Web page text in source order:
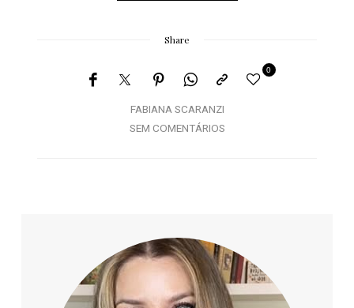
Share
FABIANA SCARANZI
0
SEM COMENTÁRIOS